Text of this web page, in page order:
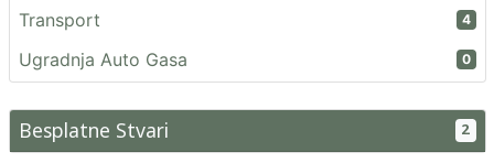
Transport 4
Ugradnja Auto Gasa 0
Besplatne Stvari 2